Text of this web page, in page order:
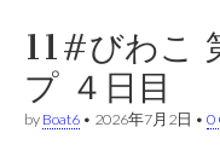
11#びわこ
プ ４日目
by Boat6 • 2026年7月2日 • 0